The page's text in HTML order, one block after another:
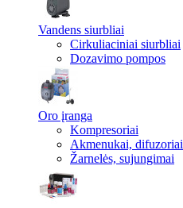
Vandens siurbliai
Cirkuliaciniai siurbliai
Dozavimo pompos
Oro įranga
Kompresoriai
Akmenukai, difuzoriai
Žarnelės, sujungimai